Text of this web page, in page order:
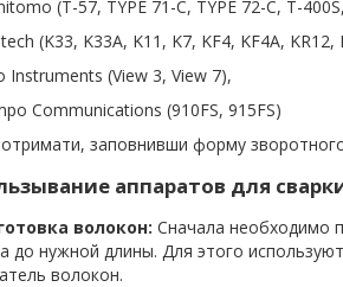
(T-57, TYPE 71-C, TYPE 72-C, T-
(K33, K33A, K11, K7, KF4, KF4A, KR12,
Instruments (View 3, View 7),
Communications (910FS, 915FS)
заповнивши форму
аппаратов для
волокон: Сначала необходимо
до нужной длины. Для этого
волокон.